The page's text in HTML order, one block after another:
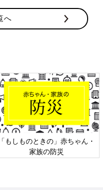
けではないので、選択肢は
との相性も大事だと思いま
丁寧に説明してくださるかた
不安に思うことがあれば、先
得できるようにしました。医
いくつかのクリニックに足
」
ん。医師の指導の下、ま
へ
「もしものときの」赤ちゃん・
家族の防災